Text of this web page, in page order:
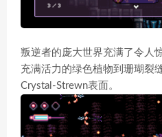
叛逆者的庞大世界充满了令人
充满活力的绿色植物到珊瑚裂
Crystal-Strewn表面。